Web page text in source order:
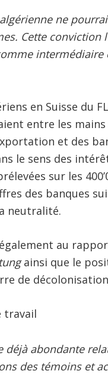
ne
Cette conviction
intermédiaire
en Suisse du
entre les mains
et des
le sens des
sur les
des banques
neutralité.
au
ainsi que le
de
travail
déjà abondante
des témoins et